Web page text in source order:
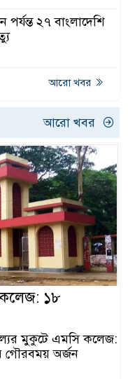
২৭ বাংলাদেশি
আরো খবর
আরো খবর
১৮
মুকুটে এমসি কলেজ:
গৌরবময় অর্জন